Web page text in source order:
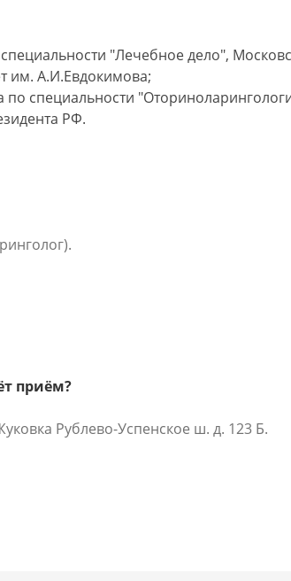
"Лечебное дело",
им. А.И.Евдокимова;
по специальности
РФ.
приём?
Рублево-Успенское ш. д. 123 Б.